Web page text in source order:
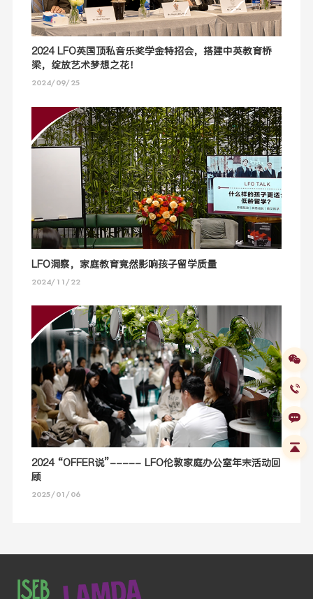
2024 LFO英国顶私音乐奖学金特招会，搭建中英教育桥
梁，绽放艺术梦想之花！
2024/09/25
LFO洞察，家庭教育竟然影响孩子留学质量
2024/11/22
2024 “OFFER说”----- LFO伦敦家庭办公室年末活动回
顾
2025/01/06